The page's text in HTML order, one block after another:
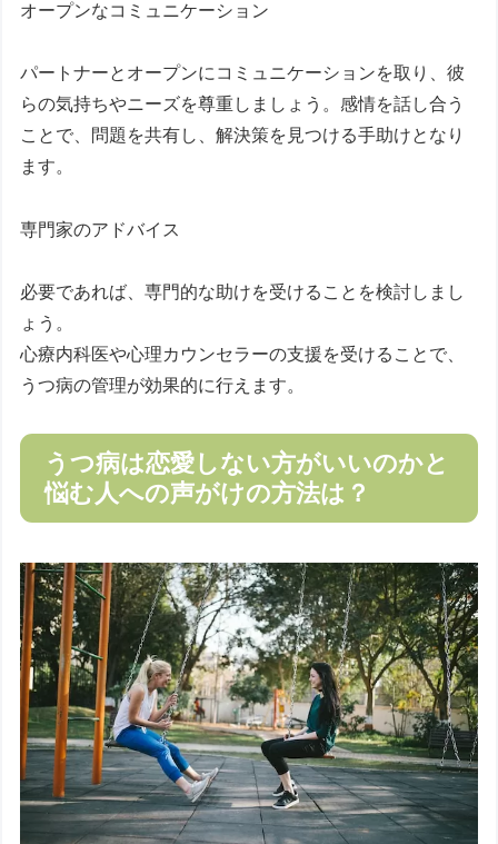
オープンなコミュニケーション
パートナーとオープンにコミュニケーションを取り、彼
らの気持ちやニーズを尊重しましょう。感情を話し合う
ことで、問題を共有し、解決策を見つける手助けとなり
ます。
専門家のアドバイス
必要であれば、専門的な助けを受けることを検討しまし
ょう。
心療内科医や心理カウンセラーの支援を受けることで、
うつ病の管理が効果的に行えます。
うつ病は恋愛しない方がいいのかと
悩む人への声がけの方法は？